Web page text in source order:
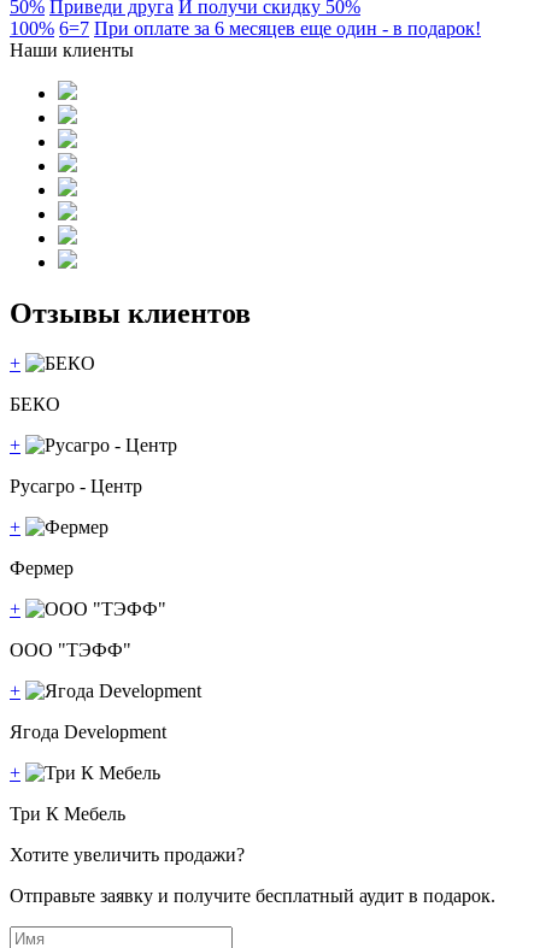
50% Приведи друга И получи скидку 50%
100% 6=7 При оплате за 6 месяцев еще один - в подарок!
Наши клиенты
Отзывы клиентов
+
БЕКО
+
Русагро - Центр
+
Фермер
+
ООО "ТЭФФ"
+
Ягода Development
+
Три К Мебель
Хотите увеличить продажи?
Отправьте заявку и получите бесплатный аудит в подарок.